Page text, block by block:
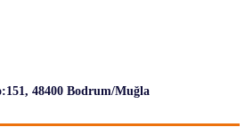
48400 Bodrum/Muğla